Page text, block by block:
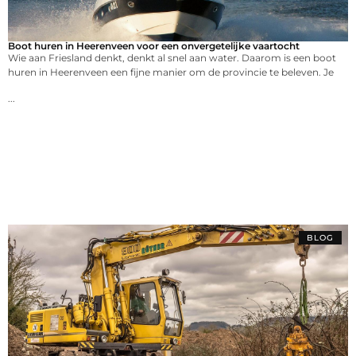
Boot huren in Heerenveen voor een onvergetelijke vaartocht
Wie aan Friesland denkt, denkt al snel aan water. Daarom is een boot
huren in Heerenveen een fijne manier om de provincie te beleven. Je
BLOG